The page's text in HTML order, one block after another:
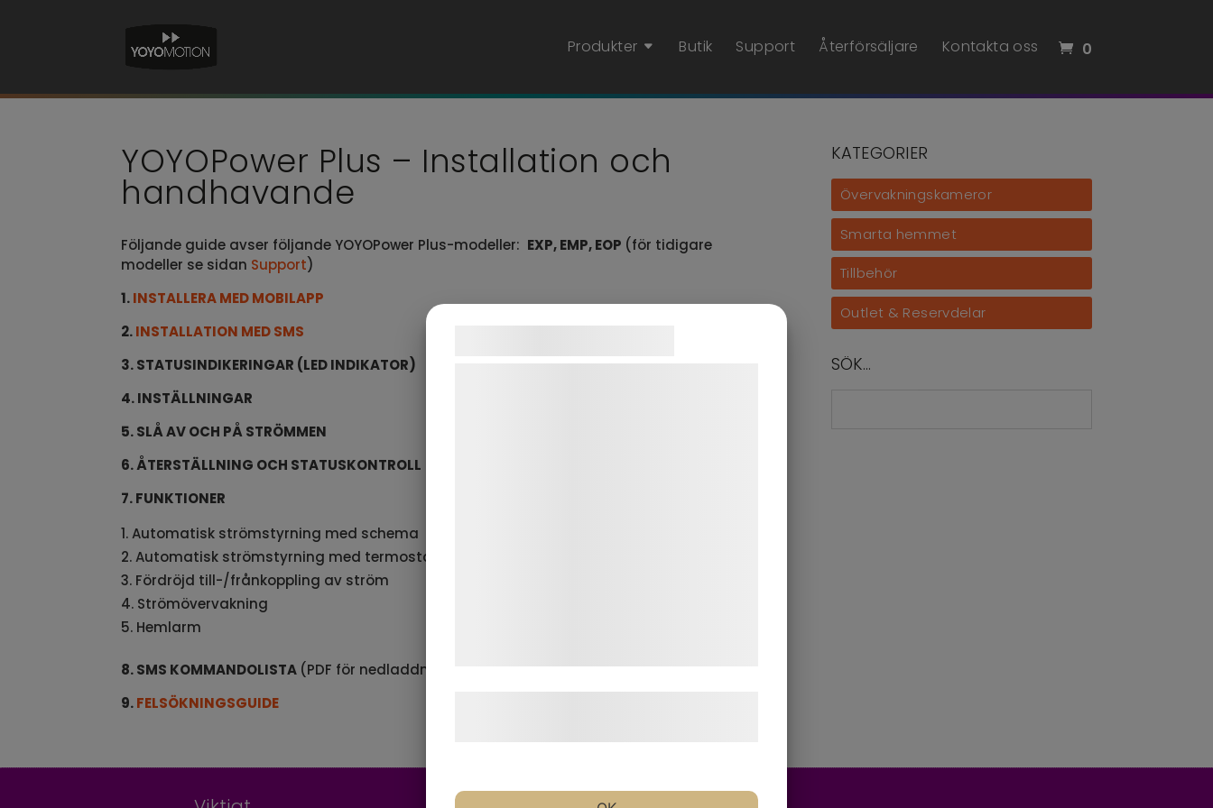
Produkter Butik Support Återförsäljare Kontakta oss 0
YOYOPower Plus – Installation och
handhavande
Följande guide avser följande YOYOPower Plus-modeller: EXP, EMP, EOP (för tidigare
modeller se sidan Support)
1.INSTALLERA MED MOBILAPP
2.INSTALLATION MED SMS
3. STATUSINDIKERINGAR (LED INDIKATOR)
4. INSTÄLLNINGAR
5. SLÅ AV OCH PÅ STRÖMMEN
6. ÅTERSTÄLLNING OCH STATUSKONTROLL
7. FUNKTIONER
Automatisk strömstyrning med schema
Automatisk strömstyrning med termostat
Fördröjd till-/frånkoppling av ström
Strömövervakning
Hemlarm
8. SMS KOMMANDOLISTA (PDF för nedladdning)
9.FELSÖKNINGSGUIDE
KATEGORIER
Övervakningskameror
Smarta hemmet
Tillbehör
Outlet & Reservdelar
SÖK…